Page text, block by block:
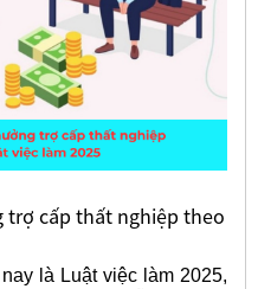
trợ cấp thất nghiệp theo
là Luật việc làm 2025,